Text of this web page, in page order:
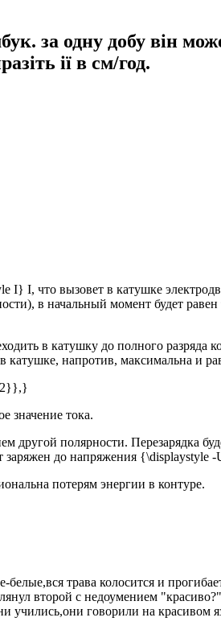
за одну добу він
ії в см/год.
I} I, что вызовет в катушке
в начальный момент будет равен
в катушку до полного разряда
напротив, максимальна и
значение тока.
другой полярности. Перезарядка
заряжен до напряжения
потерям энергии в контуре.
трава колосится и
второй с недоумением
говорили на красивом